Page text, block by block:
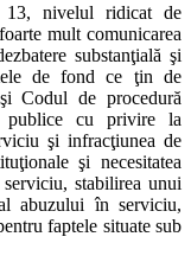
13, nivelul ridicat de
mult comunicarea
substanţială şi
de fond ce ţin de
Codul de procedură
publice cu privire la
şi infracţiunea de
şi necesitatea
stabilirea unui
abuzului în serviciu,
faptele situate sub